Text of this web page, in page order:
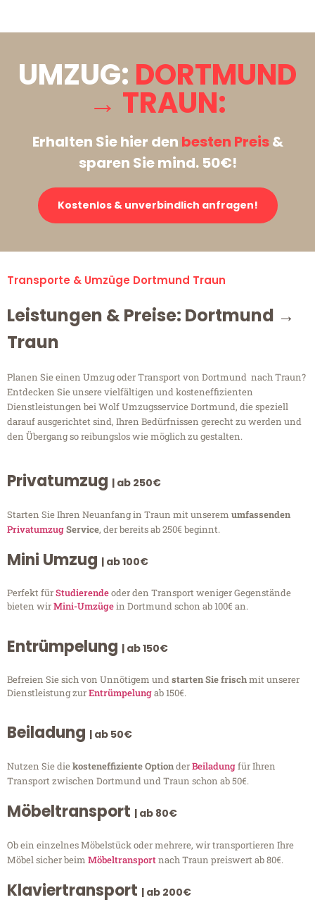
UMZUG: DORTMUND
→ TRAUN:
Erhalten Sie hier den besten Preis&
sparen Sie mind. 50€!
Kostenlos & unverbindlich anfragen!
Transporte & Umzüge Dortmund Traun
Leistungen & Preise: Dortmund →
Traun
Planen Sie einen Umzug oder Transport von Dortmund nach Traun?
Entdecken Sie unsere vielfältigen und kosteneffizienten
Dienstleistungen bei Wolf Umzugsservice Dortmund, die speziell
darauf ausgerichtet sind, Ihren Bedürfnissen gerecht zu werden und
den Übergang so reibungslos wie möglich zu gestalten.
Privatumzug | ab 250€
Starten Sie Ihren Neuanfang in Traun mit unserem umfassenden
PrivatumzugService, der bereits ab 250€ beginnt.
Mini Umzug | ab 100€
Perfekt fürStudierendeoder den Transport weniger Gegenstände
bieten wirMini-Umzügein Dortmund schon ab 100€ an.
Entrümpelung | ab 150€
Befreien Sie sich von Unnötigem undstarten Sie frischmit unserer
Dienstleistung zurEntrümpelungab 150€.
Beiladung | ab 50€
Nutzen Sie diekosteneffiziente OptionderBeiladungfür Ihren
Transport zwischen Dortmund und Traun schon ab 50€.
Möbeltransport | ab 80€
Ob ein einzelnes Möbelstück oder mehrere, wir transportieren Ihre
Möbel sicher beim Möbeltransportnach Traun preiswert ab 80€.
Klaviertransport | ab 200€